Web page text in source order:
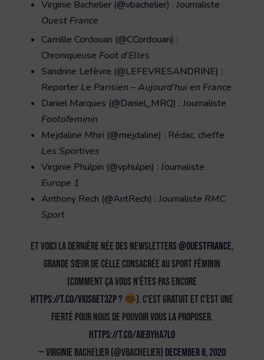
Virginie Bachelier (@vbachelier) : Journaliste
Ouest France
Camille Cordouan (@CCordouan) :
Chroniqueuse Foot d’Elles
Sandrine Lefèvre (@LEFEVRESANDRINE) :
Reporter Le Parisien – Aujourd’hui en France
Daniel Marques (@Daniel_MRQ) : Journaliste
Footofeminin
Mejdaline Mhiri (@mejdaline) : Rédac. cheffe
Les Sportives
Virginie Phulpin (@vphulpin) : Journaliste
Europe 1
Anthony Rech (@AntRech) : Journaliste RMC
Sport
Et voici la dernière née des newsletters@OuestFrance,
grande sœur de celle consacrée au Sport féminin
(comment ça vous n’êtes pas encore
https://t.co/viUs6ET3Zp?
). C’est gratuit et c’est une
fierté pour nous de pouvoir vous la proposer.
https://t.co/AiEByHa7L0
— Virginie Bachelier (@vbachelier) December 8, 2020